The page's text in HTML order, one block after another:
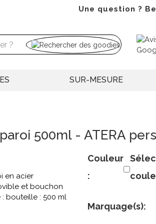
Une question ?
SUR-MESURE
500ml - ATERA
en acier
et bouchon
bouteille : 500 ml
Couleur
:
Marquage(s):